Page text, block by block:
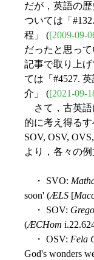
だが，英語の
ついては「
程」 ([2009-09-
だったと思っ
記事で取り上
ては「#4527.
介」 ([2021-09-
さて，古英語
的に考え得る
SOV, OSV,
より，各々の
・ SVO:
soon' (ÆLS [
・ SOV:
(ÆCHom
・ OSV: Fela
God's wonders